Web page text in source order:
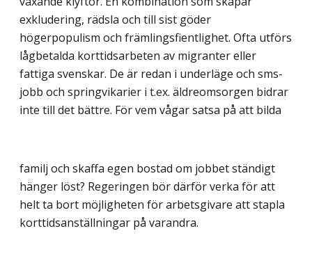
exkludering, rädsla och till sist göder
högerpopulism och främlingsfientlighet. Ofta utförs
lågbetalda korttidsarbeten av migranter eller
fattiga svenskar. De är redan i underläge och sms-
jobb och spring­vikarier i t.ex. äldreomsorgen bidrar
inte till det bättre. För vem vågar satsa på att bilda
familj och skaffa egen bostad om jobbet ständigt
hänger löst? Regeringen bör därför verka för att
helt ta bort möjligheten för arbetsgivare att stapla
korttidsanställningar på varandra.